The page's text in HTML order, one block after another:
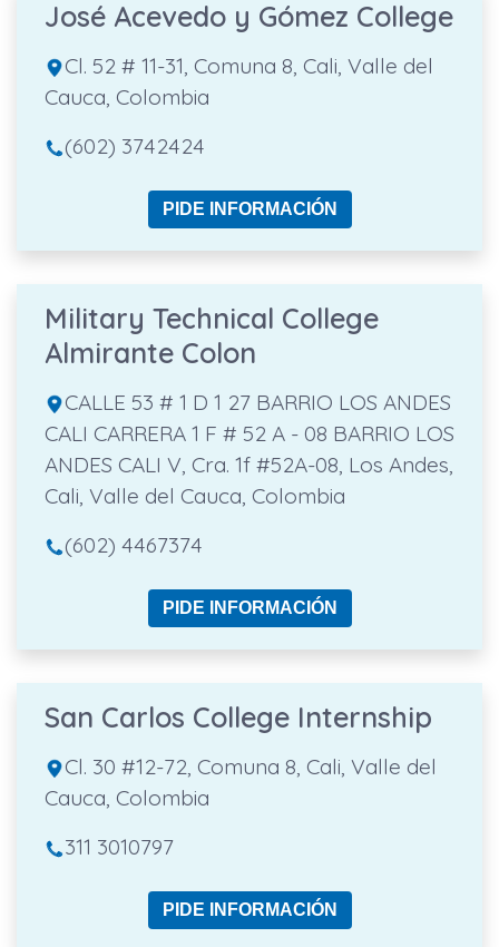
José Acevedo y Gómez College
Cl. 52 # 11-31, Comuna 8, Cali, Valle del
Cauca, Colombia
(602) 3742424
PIDE INFORMACIÓN
Military Technical College
Almirante Colon
CALLE 53 # 1 D 1 27 BARRIO LOS ANDES
CALI CARRERA 1 F # 52 A - 08 BARRIO LOS
ANDES CALI V, Cra. 1f #52A-08, Los Andes,
Cali, Valle del Cauca, Colombia
(602) 4467374
PIDE INFORMACIÓN
San Carlos College Internship
Cl. 30 #12-72, Comuna 8, Cali, Valle del
Cauca, Colombia
311 3010797
PIDE INFORMACIÓN